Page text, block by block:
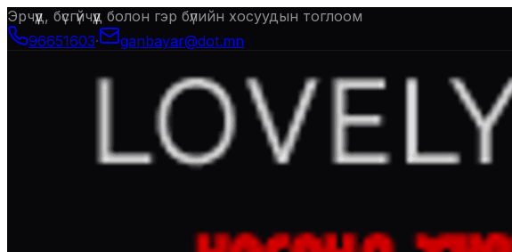
Эрчүүд, бүсгүйчүүд болон гэр бүлийн хосуудын тоглоом
96651603· ganbayar@dot.mn